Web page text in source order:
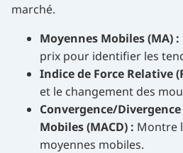
marché.
Moyennes Mobiles (MA) :
prix pour identifier les
Indice de Force Relative
et le changement des
Convergence/
Mobiles (MACD) : Montre
moyennes mobiles.